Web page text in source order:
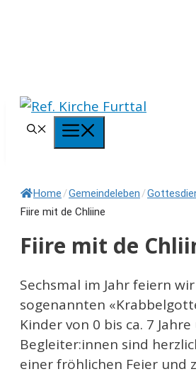
Home/Gemeindeleben/
Fiire mit de Chliine
Fiire mit de
Sechsmal im Jahr feiern
sogenannten
Kinder von 0 bis ca. 7
Begleiter:innen sind
einer fröhlichen Feier und